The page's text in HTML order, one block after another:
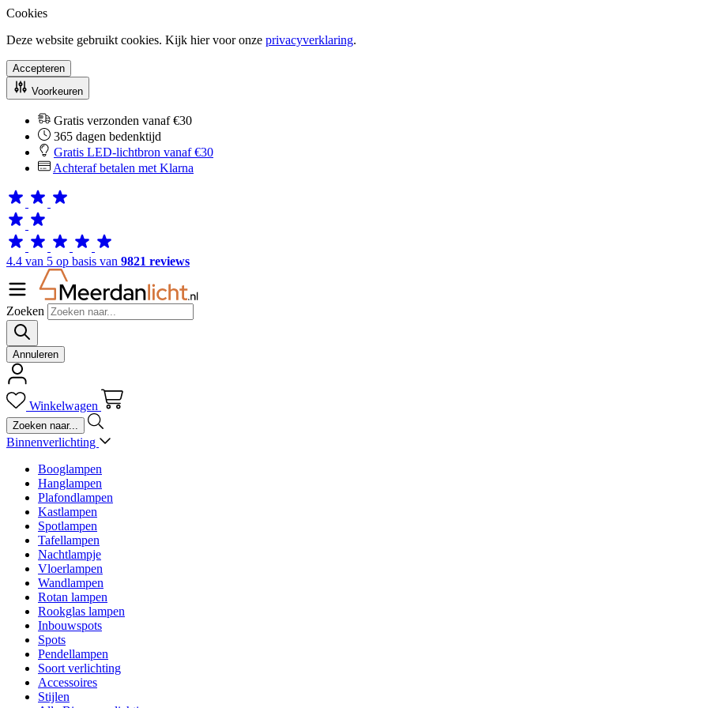
Cookies
Deze website gebruikt cookies. Kijk hier voor onze privacyverklaring.
Accepteren
Voorkeuren
Gratis verzonden vanaf €30
365 dagen bedenktijd
Gratis LED-lichtbron vanaf €30
Achteraf betalen met Klarna
4.4 van 5 op basis van 9821 reviews
Zoeken
Annuleren
Winkelwagen
Binnenverlichting
Booglampen
Hanglampen
Plafondlampen
Kastlampen
Spotlampen
Tafellampen
Nachtlampje
Vloerlampen
Wandlampen
Rotan lampen
Rookglas lampen
Inbouwspots
Spots
Pendellampen
Soort verlichting
Accessoires
Stijlen